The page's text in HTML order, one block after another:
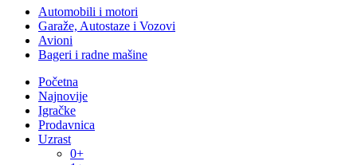
Automobili i motori
Garaže, Autostaze i Vozovi
Avioni
Bageri i radne mašine
Početna
Najnovije
Igračke
Prodavnica
Uzrast
0+